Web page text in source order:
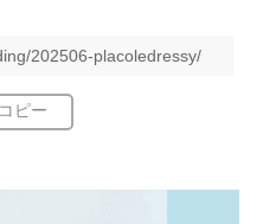
202506-placoledressy/